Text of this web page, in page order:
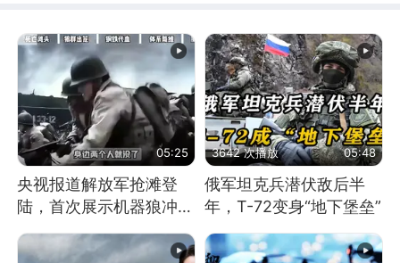
05:25
央视报道解放军抢滩登
陆，首次展示机器狼冲
滩！传统登陆彻底终结
3642 次播放 05:48
俄军坦克兵潜伏敌后半
年，T-72变身“地下堡垒”